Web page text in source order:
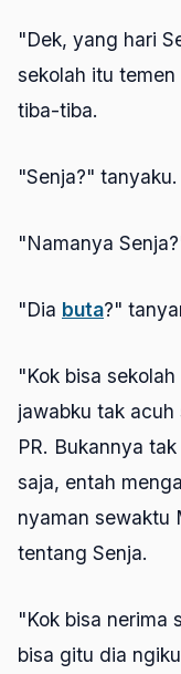
"Dek, yang hari
sekolah itu
tiba-tiba.
"Senja?" tanyaku.
"Namanya
"Dia buta?"
"Kok bisa
jawabku tak acuh
PR. Bukannya
saja, entah
nyaman sewaktu
tentang Senja.
"Kok bisa nerima
bisa gitu dia